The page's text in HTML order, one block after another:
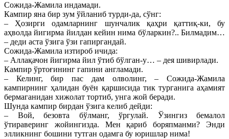
Сожида-Жамила индамади.
Кампир яна бир зум ўйланиб турди-да, сўнг:
– Ҳозирги одамларнинг шунчалик қаҳри қаттиқ-ки, бу
аҳволда йигирма йилдан кейин нима бўларкин?.. Билмадим…
– деди аста ўзига ўзи гапиргандай.
Сожида-Жамила изтироб ичида:
– Аллақачон йигирма йил ўтиб бўлган-у… – дея шивирлади.
Кампир ўртоғининг гапини англамади.
– Келинг, бир пас дам олволинг, – Сожида-Жамила
кампирнинг ҳалидан буён қаршисида тик турганига аҳамият
бермаганидан хижолат тортиб, унга жой беради.
Шунда кампир бирдан ўзига келиб дейди:
– Вой, безовта бўлманг, ўргулай. Ўзингиз бемалол
ўтираверинг жойингизда. Мен қариб боряпманми? Энди
элликнинг бошини тутган одамга бу юришлар нима!